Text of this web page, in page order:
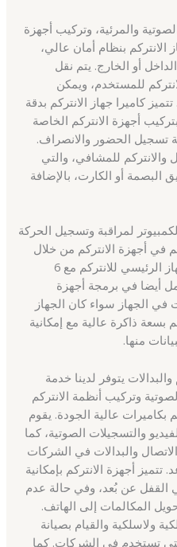
والمرئية، وتركيب أجهزة
الانتركم بنظام أمان عالي،
أو الخارج. يتم نقل
للمستخدم، ويمكن
كاميرا جهاز الانتركم بدقة
أجهزة الانتركم الخاصة
تسجيل الحضور والانصراف.
والانتركم للمشافي، والتي
البصمة أو الكارت، بالإضافة
لمراقبة وتسجيل الحركة
في أجهزة الانتركم من خلال
جهاز التحكم عن بُعد. يتم ربط الجهاز الرئيسي للانتركم مع 6
أيضا في برمجة أجهزة
في الجهاز سواء كان الجهاز
بسعة ذاكرة عالية مع إمكانية
منها.
يتوفر لدينا خدمة
وتركيب أنظمة الانتركم
بكاميرات عالية الجودة. يقوم
والتسجيلات الصوتية، كما
والبدالات في الشركات
تتميز أجهزة الانتركم بإمكانية
القفل عن بُعد، وفي حالة عدم
المكالمات إلى الهاتف.
ولاسلكية والقيام بصيانة
تستخدم في الشركات. كما